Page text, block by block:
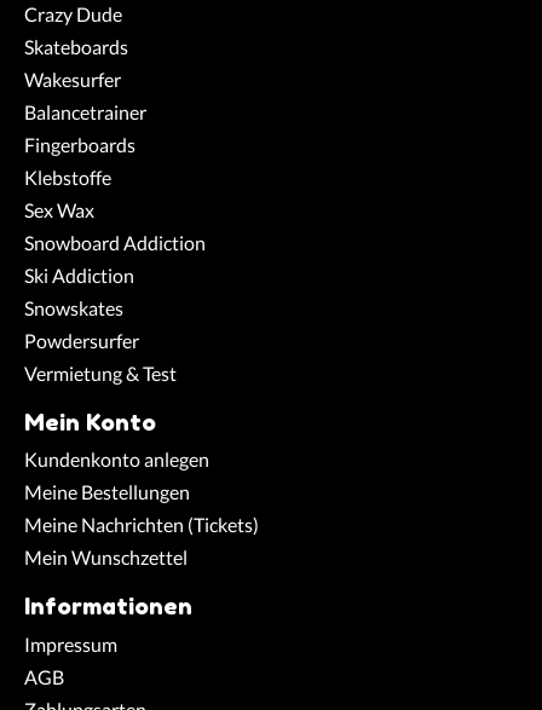
Crazy Dude
Skateboards
Wakesurfer
Balancetrainer
Fingerboards
Klebstoffe
Sex Wax
Snowboard Addiction
Ski Addiction
Snowskates
Powdersurfer
Vermietung & Test
Mein Konto
Kundenkonto anlegen
Meine Bestellungen
Meine Nachrichten (Tickets)
Mein Wunschzettel
Informationen
Impressum
AGB